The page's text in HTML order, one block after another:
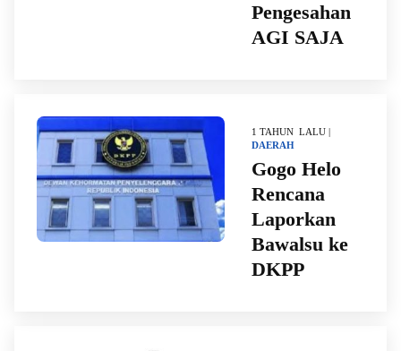
Pengesahan
AGI SAJA
1 TAHUN LALU |
DAERAH
Gogo Helo
Rencana
Laporkan
Bawalsu ke
DKPP